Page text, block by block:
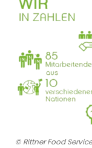
© Rittner Food Service